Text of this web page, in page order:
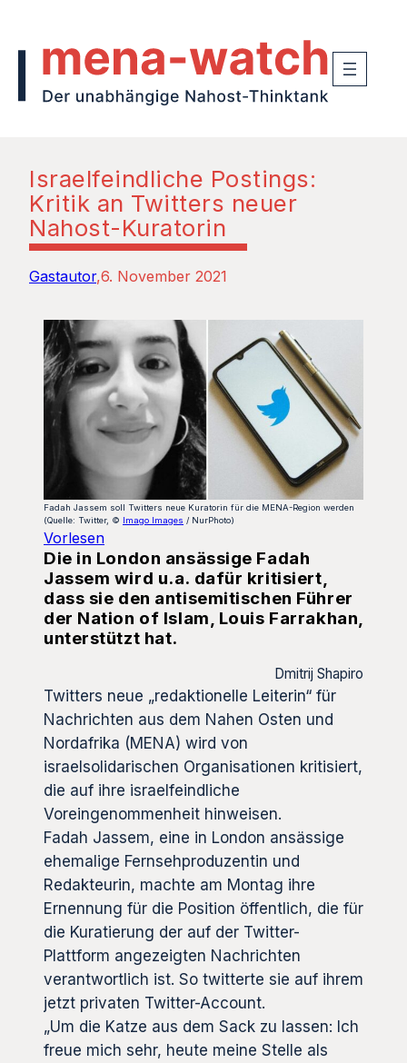
Israelfeindliche Postings:
Kritik an Twitters neuer
Nahost-Kuratorin
Gastautor 6. November 2021
Fadah Jassem soll Twitters neue Kuratorin für die MENA-Region werden
(Quelle: Twitter, © Imago Images / NurPhoto)
Vorlesen
Die in London ansässige Fadah
Jassem wird u.a. dafür kritisiert,
dass sie den antisemitischen Führer
der Nation of Islam, Louis Farrakhan,
unterstützt hat.
Dmitrij Shapiro
Twitters neue „redaktionelle Leiterin“ für
Nachrichten aus dem Nahen Osten und
Nordafrika (MENA) wird von
israelsolidarischen Organisationen kritisiert,
die auf ihre israelfeindliche
Voreingenommenheit hinweisen.
Fadah Jassem, eine in London ansässige
ehemalige Fernsehproduzentin und
Redakteurin, machte am Montag ihre
Ernennung für die Position öffentlich, die für
die Kuratierung der auf der Twitter-
Plattform angezeigten Nachrichten
verantwortlich ist. So twitterte sie auf ihrem
jetzt privaten Twitter-Account.
„Um die Katze aus dem Sack zu lassen: Ich
freue mich sehr, heute meine Stelle als